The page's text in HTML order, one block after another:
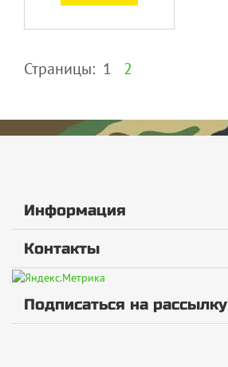
Страницы: 1 2
Информация
Контакты
Подписаться на рассылку